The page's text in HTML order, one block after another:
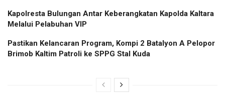
Kapolresta Bulungan Antar Keberangkatan Kapolda Kaltara
Melalui Pelabuhan VIP
Pastikan Kelancaran Program, Kompi 2 Batalyon A Pelopor
Brimob Kaltim Patroli ke SPPG Stal Kuda